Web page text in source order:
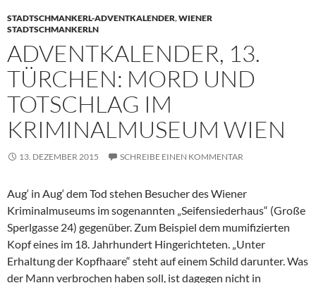
STADTSCHMANKERL-ADVENTKALENDER,WIENER
STADTSCHMANKERLN
ADVENTKALENDER, 13.
TÜRCHEN: MORD UND
TOTSCHLAG IM
KRIMINALMUSEUM WIEN
13. DEZEMBER 2015 SCHREIBE EINEN KOMMENTAR
Aug‘ in Aug‘ dem Tod stehen Besucher des Wiener
Kriminalmuseums im sogenannten „Seifensiederhaus“ (Große
Sperlgasse 24) gegenüber. Zum Beispiel dem mumifizierten
Kopf eines im 18. Jahrhundert Hingerichteten. „Unter
Erhaltung der Kopfhaare“ steht auf einem Schild darunter. Was
der Mann verbrochen haben soll, ist dagegen nicht in